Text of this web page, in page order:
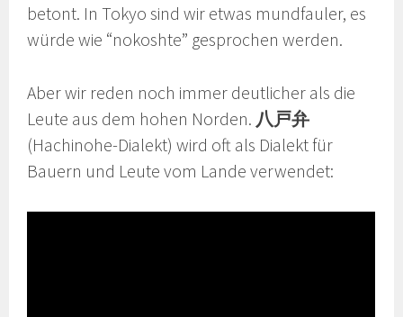
betont. In Tokyo sind wir etwas mundfauler, es
würde wie “nokoshte” gesprochen werden.
Aber wir reden noch immer deutlicher als die
Leute aus dem hohen Norden. 八戸弁
(Hachinohe-Dialekt) wird oft als Dialekt für
Bauern und Leute vom Lande verwendet: